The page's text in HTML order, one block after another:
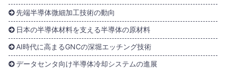
先端半導体微細加工技術の動向
日本の半導体材料を支える半導体の原材料
AI時代に高まるGNCの深堀エッチング技術
データセンタ向け半導体冷却システムの進展